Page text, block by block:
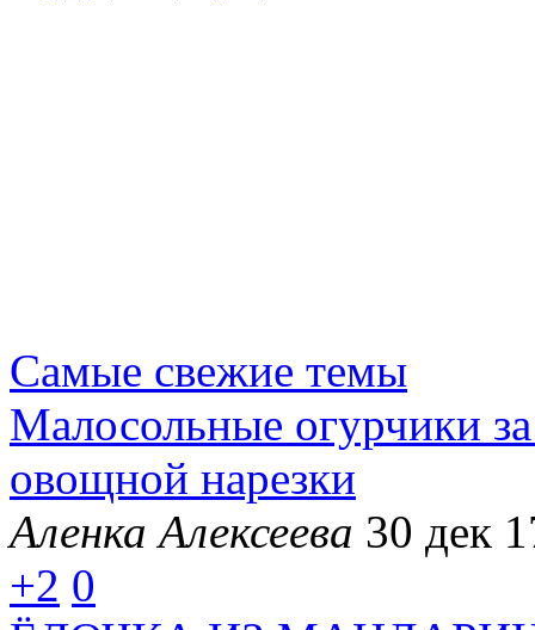
Самые свежие темы
Малосольные огурчики
овощной нарезки
Аленка Алексеева 30 дек
+2 0